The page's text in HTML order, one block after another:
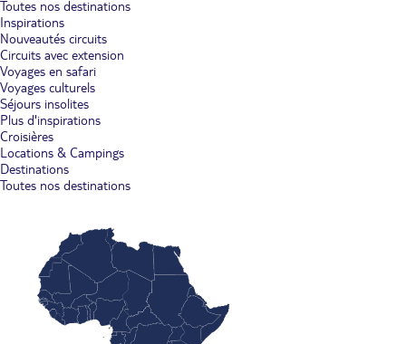
Toutes nos destinations
Inspirations
Nouveautés circuits
Circuits avec extension
Voyages en safari
Voyages culturels
Séjours insolites
Plus d'inspirations
Croisières
Locations & Campings
Destinations
Toutes nos destinations